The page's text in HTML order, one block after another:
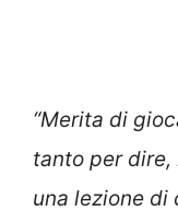
“Merita di
tanto per dire,
una lezione di